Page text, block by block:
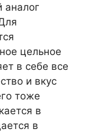
аналог
цельное
в себе все
и вкус
тоже
в
в